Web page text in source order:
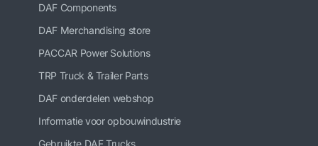
DAF Components
DAF Merchandising store
PACCAR Power Solutions
TRP Truck & Trailer Parts
DAF onderdelen webshop
Informatie voor opbouwindustrie
Gebruikte DAF Trucks